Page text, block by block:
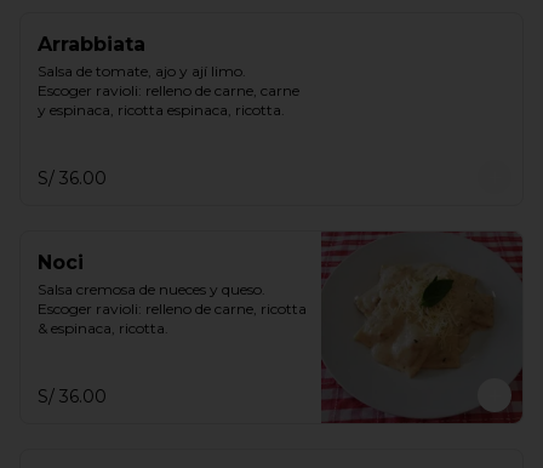
Arrabbiata
Salsa de tomate, ajo y ají limo.
Escoger ravioli: relleno de carne, carne
y espinaca, ricotta espinaca, ricotta.
S/ 36.00
Noci
Salsa cremosa de nueces y queso.
Escoger ravioli: relleno de carne, ricotta
& espinaca, ricotta.
S/ 36.00